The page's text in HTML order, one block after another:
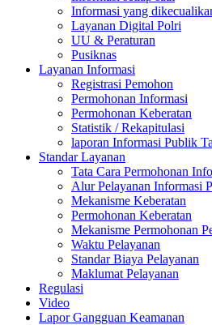
Informasi yang
Layanan Digital Polri
UU & Peraturan
Pusiknas
Layanan Informasi
Registrasi Pemohon
Permohonan Informasi
Permohonan Keberatan
Statistik / Rekapitulasi
laporan Informasi Publik
Standar Layanan
Tata Cara Permohonan
Alur Pelayanan Informasi
Mekanisme Keberatan
Permohonan Keberatan
Mekanisme Permohonan
Waktu Pelayanan
Standar Biaya Pelayanan
Maklumat Pelayanan
Regulasi
Video
Lapor Gangguan Keamanan